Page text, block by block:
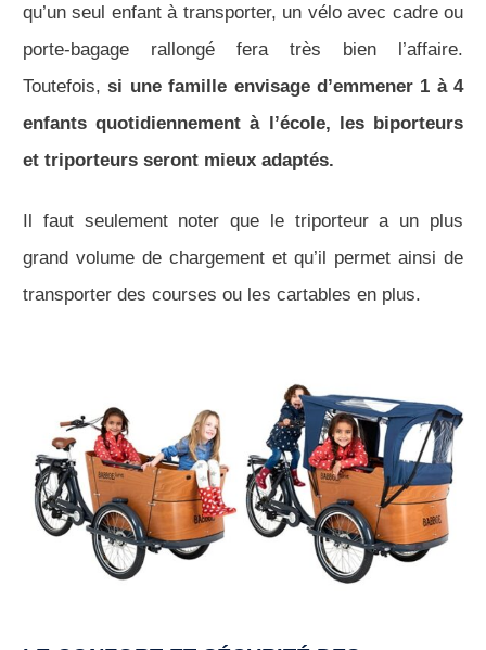
qu’un seul enfant à transporter, un vélo avec cadre ou
porte-bagage rallongé fera très bien l’affaire.
Toutefois,si une famille envisage d’emmener 1 à 4
enfants quotidiennement à l’école, les biporteurs
et triporteurs seront mieux adaptés.
Il faut seulement noter que le triporteur a un plus
grand volume de chargement et qu’il permet ainsi de
transporter des courses ou les cartables en plus.